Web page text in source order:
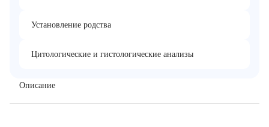
Установление родства
Цитологические и гистологические анализы
Описание